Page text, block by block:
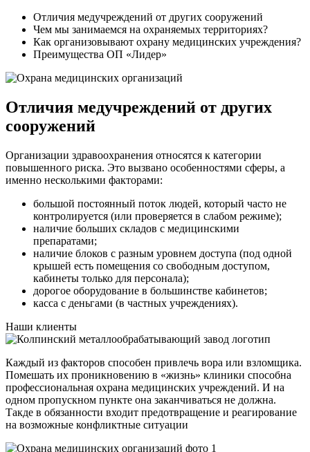
Отличия медучреждений от других сооружений
Чем мы занимаемся на охраняемых территориях?
Как организовывают охрану медицинских учреждения?
Преимущества ОП «Лидер»
Отличия медучреждений от других
сооружений
Организации здравоохранения относятся к категории
повышенного риска. Это вызвано особенностями сферы, а
именно несколькими факторами:
большой постоянный поток людей, который часто не
контролируется (или проверяется в слабом режиме);
наличие больших складов с медицинскими
препаратами;
наличие блоков с разным уровнем доступа (под одной
крышей есть помещения со свободным доступом,
кабинеты только для персонала);
дорогое оборудование в большинстве кабинетов;
касса с деньгами (в частных учреждениях).
Наши клиенты
Каждый из факторов способен привлечь вора или взломщика.
Помешать их проникновению в «жизнь» клиники способна
профессиональная охрана медицинских учреждений. И на
одном пропускном пункте она заканчиваться не должна.
Такде в обязанности входит предотвращение и реагирование
на возможные конфликтные ситуации